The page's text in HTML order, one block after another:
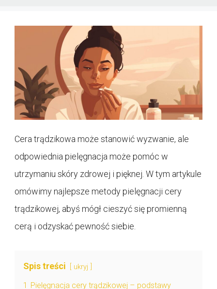
Cera trądzikowa może stanowić wyzwanie, ale
odpowiednia pielęgnacja może pomóc w
utrzymaniu skóry zdrowej i pięknej. W tym artykule
omówimy najlepsze metody pielęgnacji cery
trądzikowej, abyś mógł cieszyć się promienną
cerą i odzyskać pewność siebie.
Spis treści ukryj
1 Pielęgnacja cery trądzikowej – podstawy